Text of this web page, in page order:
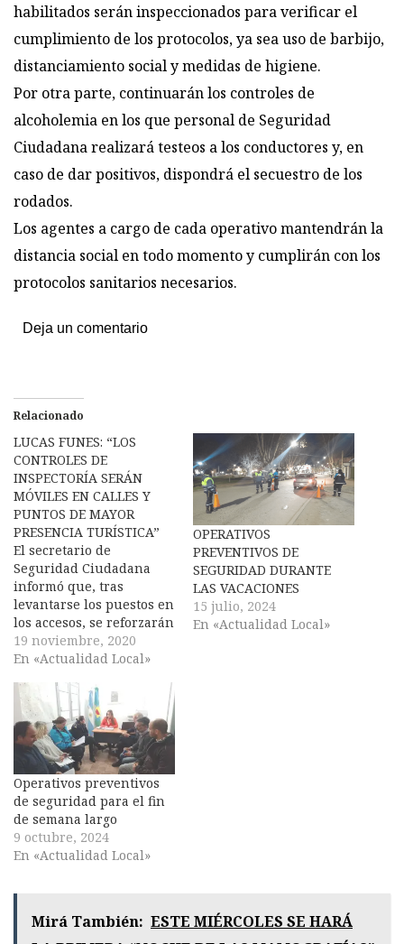
habilitados serán inspeccionados para verificar el
cumplimiento de los protocolos, ya sea uso de barbijo,
distanciamiento social y medidas de higiene.
Por otra parte, continuarán los controles de
alcoholemia en los que personal de Seguridad
Ciudadana realizará testeos a los conductores y, en
caso de dar positivos, dispondrá el secuestro de los
rodados.
Los agentes a cargo de cada operativo mantendrán la
distancia social en todo momento y cumplirán con los
protocolos sanitarios necesarios.
Deja un comentario
Relacionado
LUCAS FUNES: “LOS
CONTROLES DE
INSPECTORÍA SERÁN
MÓVILES EN CALLES Y
PUNTOS DE MAYOR
PRESENCIA TURÍSTICA”
El secretario de
Seguridad Ciudadana
informó que, tras
levantarse los puestos en
los accesos, se reforzarán
los operativos dentro de
la ciudad para garantizar
medidas de aislamiento.
“Ante el cambio de la
situación, con el ingreso
de propietarios no
residentes y la próxima
apertura de temporada,…
19 noviembre, 2020
En «Actualidad Local»
OPERATIVOS
PREVENTIVOS DE
SEGURIDAD DURANTE
LAS VACACIONES
15 julio, 2024
En «Actualidad Local»
Operativos preventivos
de seguridad para el fin
de semana largo
9 octubre, 2024
En «Actualidad Local»
Mirá También: ESTE MIÉRCOLES SE HARÁ